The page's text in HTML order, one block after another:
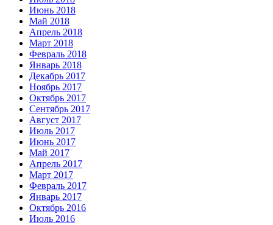
Июнь 2018
Май 2018
Апрель 2018
Март 2018
Февраль 2018
Январь 2018
Декабрь 2017
Ноябрь 2017
Октябрь 2017
Сентябрь 2017
Август 2017
Июль 2017
Июнь 2017
Май 2017
Апрель 2017
Март 2017
Февраль 2017
Январь 2017
Октябрь 2016
Июль 2016